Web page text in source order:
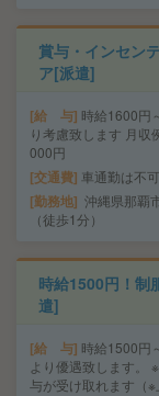
賞与・インセン
ア[派遣]
給 与 時給1600円
り考慮致します 月
000円
交通費 車通勤は不
勤務地 沖縄県那覇
（徒歩1分）
時給1500円！
遣]
給 与 時給1500円
より優遇致します。
与が受け取れます（※